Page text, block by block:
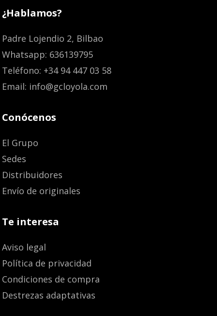
¿Hablamos?
Padre Lojendio 2, Bilbao
Whatsapp: 636139795
Teléfono: +34 94 447 03 58
Email: info@gcloyola.com
Conócenos
El Grupo
Sedes
Distribuidores
Envío de originales
Te interesa
Aviso legal
Política de privacidad
Condiciones de compra
Destrezas adaptativas